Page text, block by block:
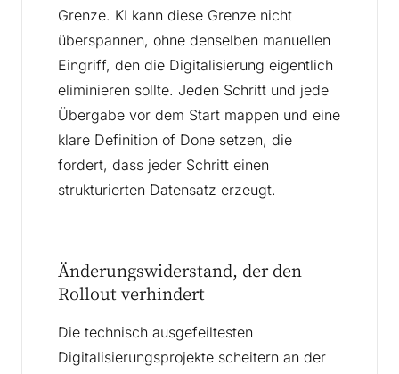
Grenze. KI kann diese Grenze nicht
überspannen, ohne denselben manuellen
Eingriff, den die Digitalisierung eigentlich
eliminieren sollte. Jeden Schritt und jede
Übergabe vor dem Start mappen und eine
klare Definition of Done setzen, die
fordert, dass jeder Schritt einen
strukturierten Datensatz erzeugt.
Änderungswiderstand, der den
Rollout verhindert
Die technisch ausgefeiltesten
Digitalisierungsprojekte scheitern an der